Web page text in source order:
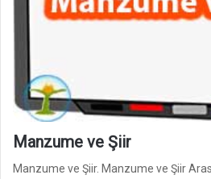
Manzume ve Şiir
Manzume ve Şiir. Manzume ve Şiir